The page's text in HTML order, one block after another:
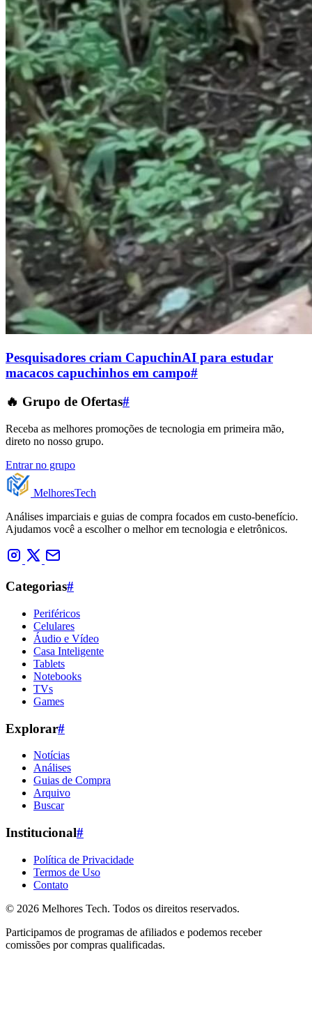
Pesquisadores criam CapuchinAI para estudar
macacos capuchinhos em campo#
🔥 Grupo de Ofertas#
Receba as melhores promoções de tecnologia em primeira mão,
direto no nosso grupo.
Entrar no grupo
MelhoresTech
Análises imparciais e guias de compra focados em custo-benefício.
Ajudamos você a escolher o melhor em tecnologia e eletrônicos.
Categorias#
Periféricos
Celulares
Áudio e Vídeo
Casa Inteligente
Tablets
Notebooks
TVs
Games
Explorar#
Notícias
Análises
Guias de Compra
Arquivo
Buscar
Institucional#
Política de Privacidade
Termos de Uso
Contato
© 2026 Melhores Tech. Todos os direitos reservados.
Participamos de programas de afiliados e podemos receber
comissões por compras qualificadas.